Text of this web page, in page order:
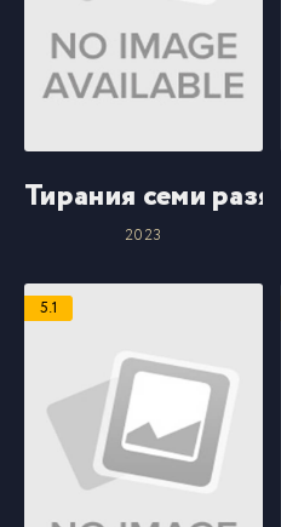
Тирания семи
2023
5.1